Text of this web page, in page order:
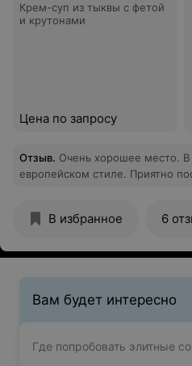
Крем-суп из тыквы с фетой
и крутонами
Цена по запросу
Отзыв. Очень хорошее место. В
европейском стиле. Приятно
В избранное 6
Вам будет интересно
Где попробовать элитные